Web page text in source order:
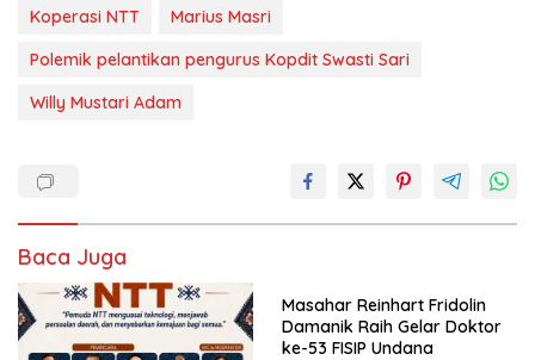
Koperasi NTT
Marius Masri
Polemik pelantikan pengurus Kopdit Swasti Sari
Willy Mustari Adam
Baca Juga
Masahar Reinhart Fridolin
Damanik Raih Gelar Doktor
ke-53 FISIP Undana